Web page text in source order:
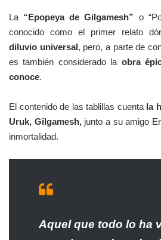
La “Epopeya de Gilgamesh” o
conocido como el primer relato
diluvio universal, pero, a parte de
es también considerado la obra
conoce.
El contenido de las tablillas cuenta la
Uruk, Gilgamesh,junto a su amigo
inmortalidad.
Aquel que todo lo ha